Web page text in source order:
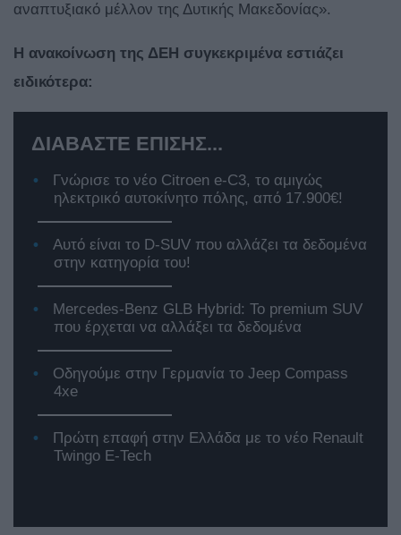
αναπτυξιακό μέλλον της Δυτικής Μακεδονίας».
Η ανακοίνωση της ΔΕΗ συγκεκριμένα εστιάζει
ειδικότερα:
ΔΙΑΒΑΣΤΕ ΕΠΙΣΗΣ...
Γνώρισε το νέο Citroen e-C3, το αμιγώς
ηλεκτρικό αυτοκίνητο πόλης, από 17.900€!
Αυτό είναι το D-SUV που αλλάζει τα δεδομένα
στην κατηγορία του!
Mercedes-Benz GLB Hybrid: Το premium SUV
που έρχεται να αλλάξει τα δεδομένα
Οδηγούμε στην Γερμανία το Jeep Compass
4xe
Πρώτη επαφή στην Ελλάδα με το νέο Renault
Twingo E-Tech